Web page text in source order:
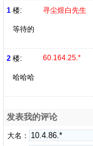
1 楼: 寻尘煜白先生
等待的
2 楼: 60.164.25.*
哈哈哈
发表我的评论
大名：